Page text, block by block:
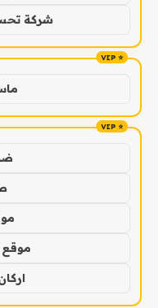
شركة
موقع